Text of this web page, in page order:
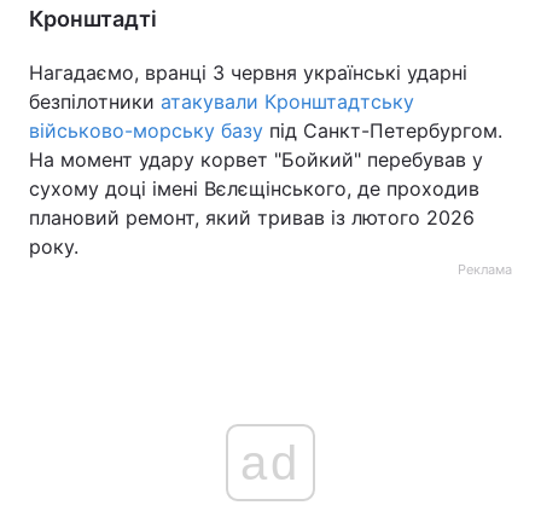
Кронштадті
Нагадаємо, вранці 3 червня українські ударні
безпілотники атакували Кронштадтську
військово-морську базу під Санкт-Петербургом.
На момент удару корвет "Бойкий" перебував у
сухому доці імені Вєлєщінського, де проходив
плановий ремонт, який тривав із лютого 2026
року.
Реклама
ad